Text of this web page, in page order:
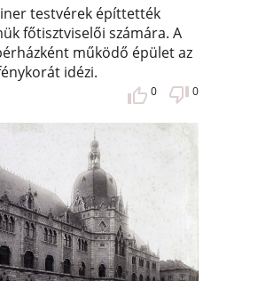
testvérek építtették
főtisztviselői számára. A
működő épület az
idézi.
0 0